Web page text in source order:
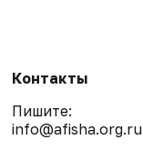
Контакты
Пишите:
info@afisha.org.ru